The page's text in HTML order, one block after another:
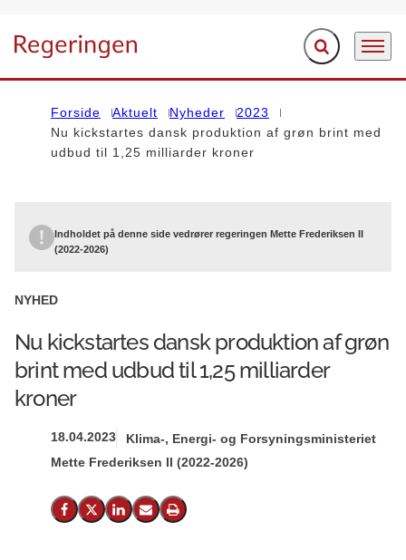
Gå til forsiden Fold søgefelt ud
Menu
Forside Aktuelt Nyheder
2023
Nu kickstartes dansk produktion af grøn brint med
udbud til 1,25 milliarder kroner
Indholdet på denne side vedrører regeringen Mette Frederiksen II
(2022-2026)
NYHED
Nu kickstartes dansk produktion af grøn
brint med udbud til 1,25 milliarder
kroner
18.04.2023
Klima-, Energi- og Forsyningsministeriet
Mette Frederiksen II (2022-2026)
Del på Facebook
Del på X (Twitter)
Del på LinkedIn
Send email
Print